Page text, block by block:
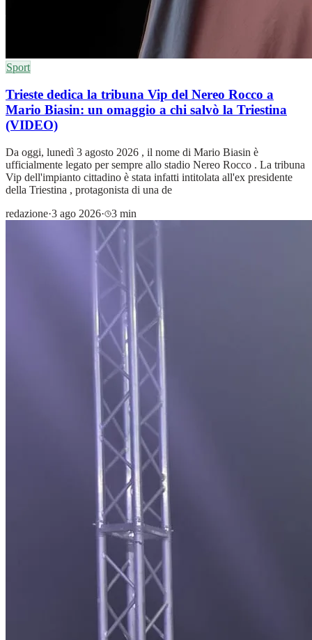
Sport
Trieste dedica la tribuna Vip del Nereo Rocco a
Mario Biasin: un omaggio a chi salvò la Triestina
(VIDEO)
Da oggi, lunedì 3 agosto 2026 , il nome di Mario Biasin è
ufficialmente legato per sempre allo stadio Nereo Rocco . La tribuna
Vip dell'impianto cittadino è stata infatti intitolata all'ex presidente
della Triestina , protagonista di una de
redazione·3 ago 2026· 3 min